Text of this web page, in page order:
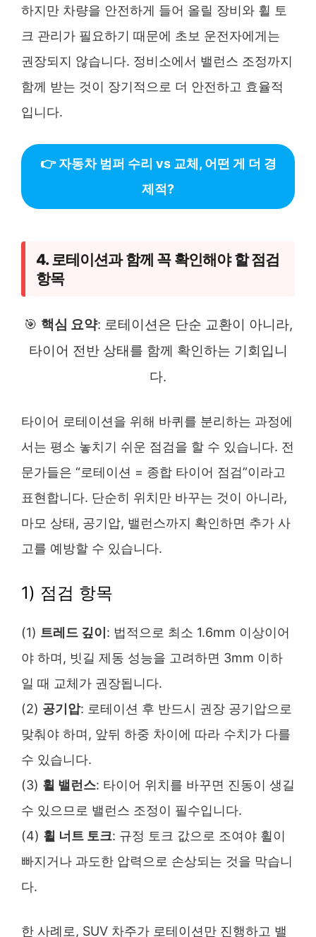
하지만 차량을 안전하게 들어 올릴 장비와 휠 토
크 관리가 필요하기 때문에 초보 운전자에게는
권장되지 않습니다. 정비소에서 밸런스 조정까지
함께 받는 것이 장기적으로 더 안전하고 효율적
입니다.
👉 자동차 범퍼 수리 vs 교체, 어떤 게 더 경
제적?
4. 로테이션과 함께 꼭 확인해야 할 점검
항목
🎯 핵심 요약: 로테이션은 단순 교환이 아니라,
타이어 전반 상태를 함께 확인하는 기회입니
다.
타이어 로테이션을 위해 바퀴를 분리하는 과정에
서는 평소 놓치기 쉬운 점검을 할 수 있습니다. 전
문가들은 “로테이션 = 종합 타이어 점검”이라고
표현합니다. 단순히 위치만 바꾸는 것이 아니라,
마모 상태, 공기압, 밸런스까지 확인하면 추가 사
고를 예방할 수 있습니다.
1) 점검 항목
(1) 트레드 깊이 : 법적으로 최소 1.6mm 이상이어
야 하며, 빗길 제동 성능을 고려하면 3mm 이하
일 때 교체가 권장됩니다.
(2) 공기압: 로테이션 후 반드시 권장 공기압으로
맞춰야 하며, 앞뒤 하중 차이에 따라 수치가 다를
수 있습니다.
(3) 휠 밸런스: 타이어 위치를 바꾸면 진동이 생길
수 있으므로 밸런스 조정이 필수입니다.
(4) 휠 너트 토크: 규정 토크 값으로 조여야 휠이
빠지거나 과도한 압력으로 손상되는 것을 막습니
다.
한 사례로, SUV 차주가 로테이션만 진행하고 밸